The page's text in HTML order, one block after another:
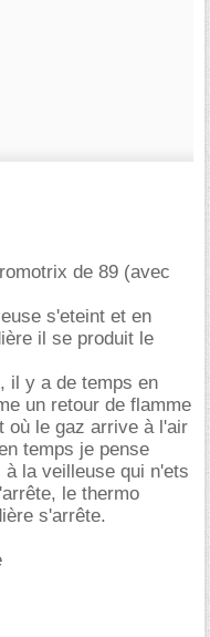
de 89 (avec
s'eteint et en
il se produit le
il y a de temps en
un retour de flamme
où le gaz arrive à l'air
temps je pense
la veilleuse qui n'ets
le thermo
s'arrête.